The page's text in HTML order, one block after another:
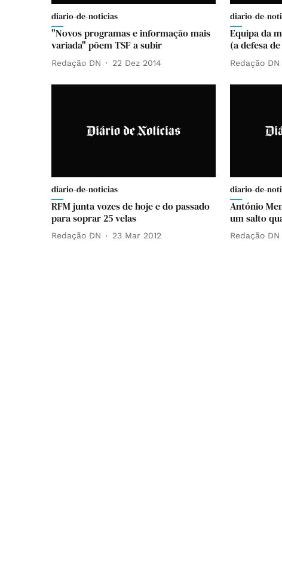
diario-de-noticias
"Novos programas e informação mais
variada" põem TSF a subir
Redação DN 22 Dez 2014
diario-de-
Equipa da
(a defesa
Redação DN
diario-de-noticias
RFM junta vozes de hoje e do passado
para soprar 25 velas
Redação DN 23 Mar 2012
diario-de-
António
um salto
Redação DN